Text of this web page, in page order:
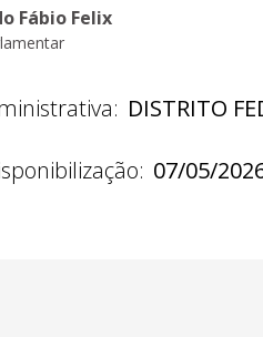
Fábio Felix
DISTRITO
07/05/